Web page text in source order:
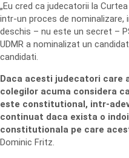
„Eu cred ca judecatorii la
intr-un proces de nominalizare,
deschis – nu este un secret –
UDMR a nominalizat un
candidati.
Daca acesti judecatori care
colegilor acuma considera
este constitutional, intr-
continuat daca exista o
constitutionala pe care
Dominic Fritz.